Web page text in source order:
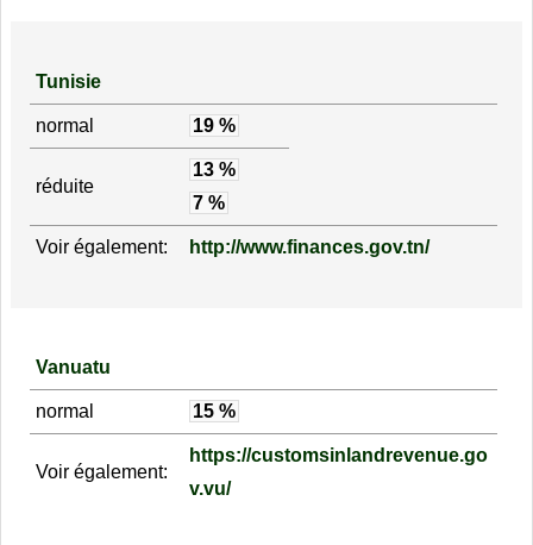
Tunisie
normal 19 %
réduite
13 %
7 %
Voir également: http://www.finances.gov.tn/
Vanuatu
normal 15 %
Voir également:
https://customsinlandrevenue.go
v.vu/